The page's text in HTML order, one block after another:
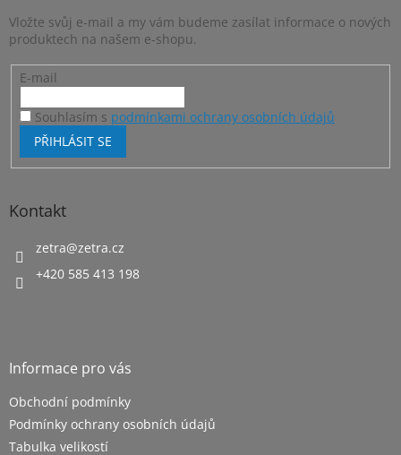
Vložte svůj e-mail a my vám budeme zasílat informace o nových
produktech na našem e-shopu.
E-mail
Souhlasím s podmínkami ochrany osobních údajů
PŘIHLÁSIT SE
Kontakt
zetra@zetra.cz
+420 585 413 198
Informace pro vás
Obchodní podmínky
Podmínky ochrany osobních údajů
Tabulka velikostí